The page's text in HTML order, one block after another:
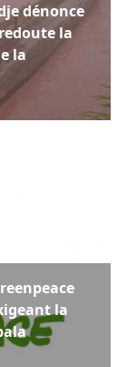
dénonce
la
la
la